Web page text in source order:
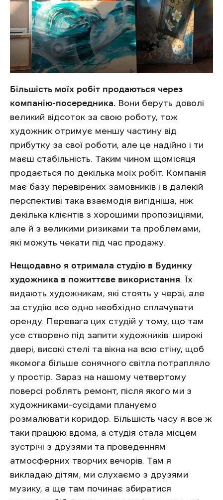
Більшість моїх робіт продаються через
компанію-посередника. Вони беруть доволі
великий відсоток за свою роботу, тож
художник отримує меншу частину від
прибутку за свої роботи, але це надійно і ти
маєш стабільність. Таким чином щомісяця
продається по декілька моїх робіт. Компанія
має базу перевірених замовників і в далекій
перспективі така взаємодія вигідніша, ніж
декілька клієнтів з хорошими пропозиціями,
але й з великими ризиками та проблемами,
які можуть чекати під час продажу.
Нещодавно я отримала студію в Будинку
художника в пожиттєве використання. Їх
видають художникам, які стоять у черзі, але
за студію все одно необхідно сплачувати
оренду. Перевага цих студій у тому, що там
усе створено під запити художників: широкі
двері, високі стелі та вікна на всю стіну, щоб
якомога більше сонячного світла потрапляло
у простір. Зараз на нашому четвертому
поверсі роблять ремонт, після якого ми з
художниками-сусідами плануємо
розмалювати коридор. Більшість часу я все ж
таки працюю вдома, а студія стала місцем
зустрічі з друзями та проведенням
атмосферних творчих вечорів. Там я
викладаю дітям, ми слухаємо з друзями
музику, а ще там починає збиратися